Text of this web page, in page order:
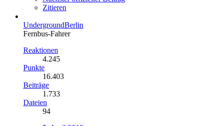
Zitieren
UndergroundBerlin
Fernbus-Fahrer
Reaktionen
4.245
Punkte
16.403
Beiträge
1.733
Dateien
94